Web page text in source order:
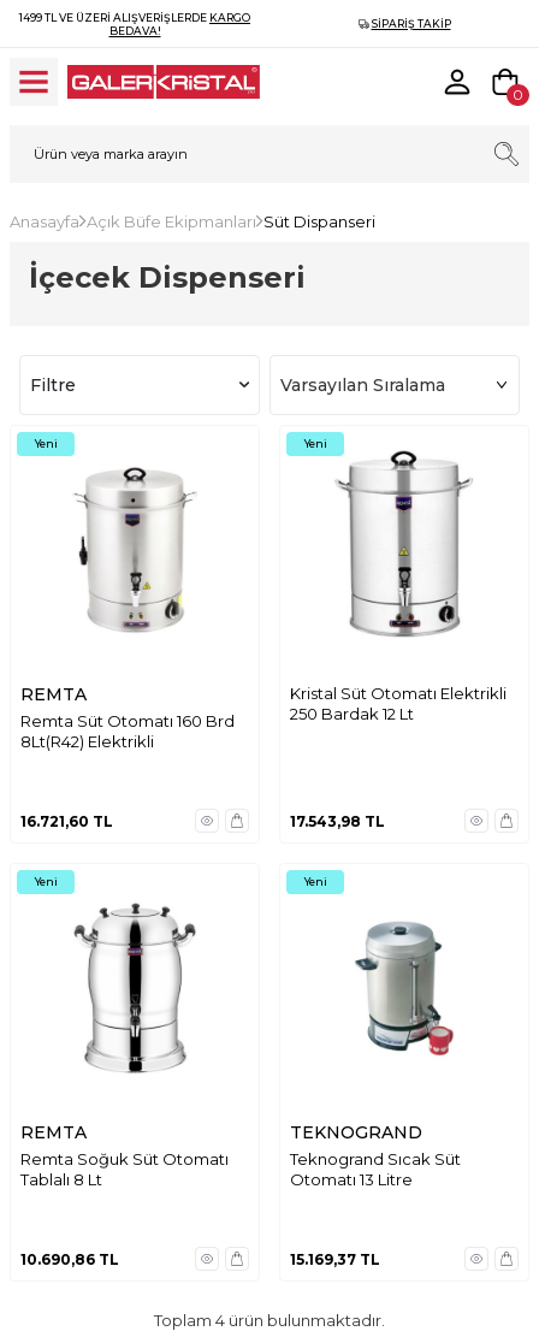
1499 TL VE ÜZERI ALIŞVERIŞLERDE KARGO
BEDAVA!
SIPARIŞ TAKIP
0
Anasayfa Açık Büfe Ekipmanları Süt Dispanseri
İçecek Dispenseri
Filtre
Yeni
REMTA
Remta Süt Otomatı 160 Brd
8Lt(R42) Elektrikli
16.721,60 TL
Yeni
Kristal Süt Otomatı Elektrikli
250 Bardak 12 Lt
17.543,98 TL
Yeni
REMTA
Remta Soğuk Süt Otomatı
Tablalı 8 Lt
10.690,86 TL
Yeni
TEKNOGRAND
Teknogrand Sıcak Süt
Otomatı 13 Litre
15.169,37 TL
Toplam 4 ürün bulunmaktadır.